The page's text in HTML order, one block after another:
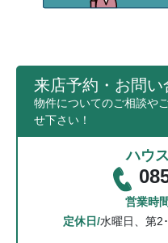
来店予約・お問い
物件についてのご相談や
せ下さい！
ハウ
営業時
定休日/水曜日、第2